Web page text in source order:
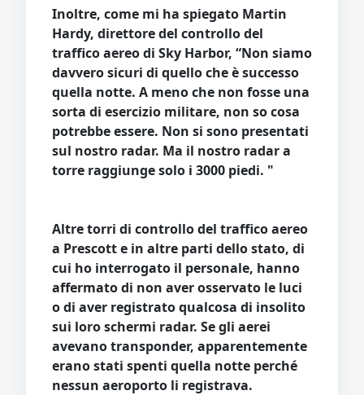
Inoltre, come mi ha spiegato Martin
Hardy, direttore del controllo del
traffico aereo di Sky Harbor, “Non siamo
davvero sicuri di quello che è successo
quella notte. A meno che non fosse una
sorta di esercizio militare, non so cosa
potrebbe essere. Non si sono presentati
sul nostro radar. Ma il nostro radar a
torre raggiunge solo i 3000 piedi. "
Altre torri di controllo del traffico aereo
a Prescott e in altre parti dello stato, di
cui ho interrogato il personale, hanno
affermato di non aver osservato le luci
o di aver registrato qualcosa di insolito
sui loro schermi radar. Se gli aerei
avevano transponder, apparentemente
erano stati spenti quella notte perché
nessun aeroporto li registrava.